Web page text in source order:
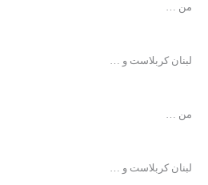
من …
لبنان کربلاست و …
من …
لبنان کربلاست و …